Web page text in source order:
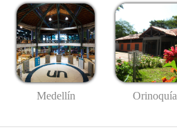
Medellín Orinoquía